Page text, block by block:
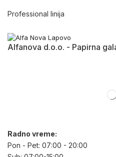
Professional linija
Alfanova d.o.o. - Papirna
Radno vreme:
Pon - Pet: 07:00 - 20:00